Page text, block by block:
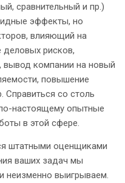
сравнительный и пр.)
эффекты, но
влияющий на
деловых рисков,
вывод компании на новый
повышение
Справиться со столь
настоящему опытные
в этой сфере.
штатными оценщиками
ваших задач мы
неизменно выигрываем.